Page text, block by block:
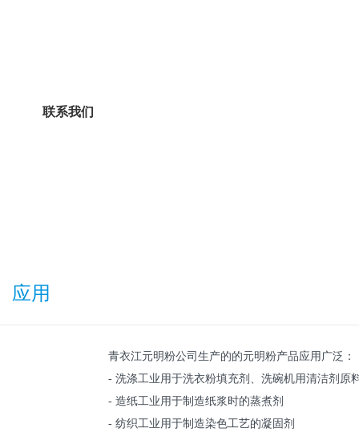
联系我们
应用
青衣江元明粉公司生产的的元明粉产品应用广泛：
- 洗涤工业用于洗衣粉填充剂、洗碗机用清洁剂原
- 造纸工业用于制造纸浆时的蒸煮剂
- 纺织工业用于制造染色工艺的凝固剂